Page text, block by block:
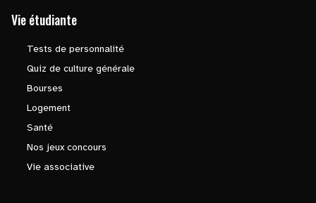
Vie étudiante
Tests de personnalité
Quiz de culture générale
Bourses
Logement
Santé
Nos jeux concours
Vie associative